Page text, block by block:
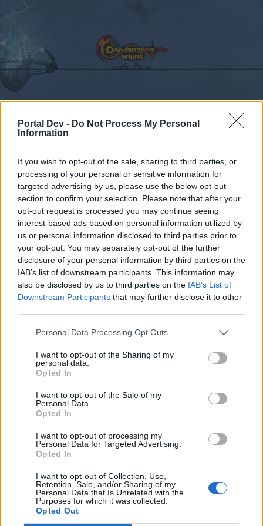
Portal Dev - Do Not Process My Personal
Information
If you wish to opt-out of the sale, sharing to third parties, or
processing of your personal or sensitive information for
targeted advertising by us, please use the below opt-out
section to confirm your selection. Please note that after your
opt-out request is processed you may continue seeing
interest-based ads based on personal information utilized by
us or personal information disclosed to third parties prior to
your opt-out. You may separately opt-out of the further
disclosure of your personal information by third parties on the
IAB’s list of downstream participants. This information may
also be disclosed by us to third parties on the IAB’s List of
Downstream Participants that may further disclose it to other
Personal Data Processing Opt Outs
I want to opt-out of the Sharing of my
personal data.
Opted In
I want to opt-out of the Sale of my
Personal Data.
Opted In
I want to opt-out of processing my
Personal Data for Targeted Advertising.
Opted In
I want to opt-out of Collection, Use,
Retention, Sale, and/or Sharing of my
Personal Data that Is Unrelated with the
Purposes for which it was collected.
Opted Out
Foren Zentrale Patchnotizen & Wartungsarbeiten
Wartungsarbeiten 03.04.2023
Liebe(r) Forum-Leser/in,
wenn Du in diesem Forum aktiv an den
Gesprächen teilnehmen oder eigene Themen
starten möchtest, musst Du Dich bitte zunächst im
Spiel einloggen. Falls Du noch keinen Spielaccount
besitzt, bitte registriere Dich neu. Wir freuen uns
auf Deinen nächsten Besuch in unserem Forum!
„Zum Spiel“
Status des Themas: Es sind keine weiteren Antworten möglich.
Myantha
Hallo Helden von Dracania,
Montag, 03.04.2023, werden Wartungsarbeiten
ausgeführt die einige serverseitige Änderungen beinhalten.
Es wirdkeinneues Release oder Hotfix aufgespielt.
Geplant ist die Wartungzwischen 8.30Uhr und 09.30Uhr.
Euer Drakensang Online Team
31 März 2023
Letzte Beiträge